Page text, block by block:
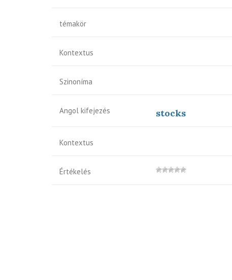
témakör
Kontextus
Szinoníma
Angol kifejezés stocks
Kontextus
Értékelés